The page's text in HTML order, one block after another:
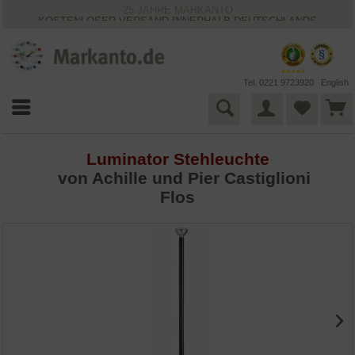
KOSTENLOSER VERSAND INNERHALB DEUTSCHLANDS
VIELFÄLTIGE ZAHLUNGSMÖGLICHKEITEN
BESTPRICE-GARANTIE
Tel. 0221 9723920 English
Luminator Stehleuchte
von Achille und Pier Castiglioni
Flos